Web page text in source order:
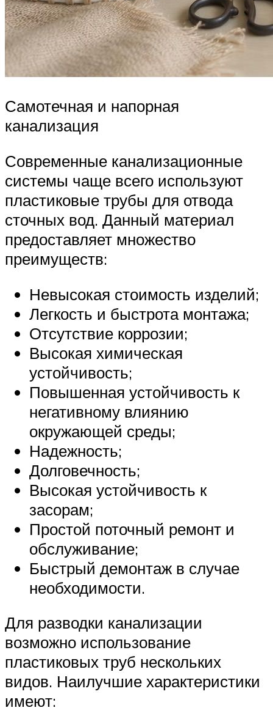
Самотечная и напорная
канализация
Современные канализационные
системы чаще всего используют
пластиковые трубы для отвода
сточных вод. Данный материал
предоставляет множество
преимуществ:
Невысокая стоимость изделий;
Легкость и быстрота монтажа;
Отсутствие коррозии;
Высокая химическая
устойчивость;
Повышенная устойчивость к
негативному влиянию
окружающей среды;
Надежность;
Долговечность;
Высокая устойчивость к
засорам;
Простой поточный ремонт и
обслуживание;
Быстрый демонтаж в случае
необходимости.
Для разводки канализации
возможно использование
пластиковых труб нескольких
видов. Наилучшие характеристики
имеют: